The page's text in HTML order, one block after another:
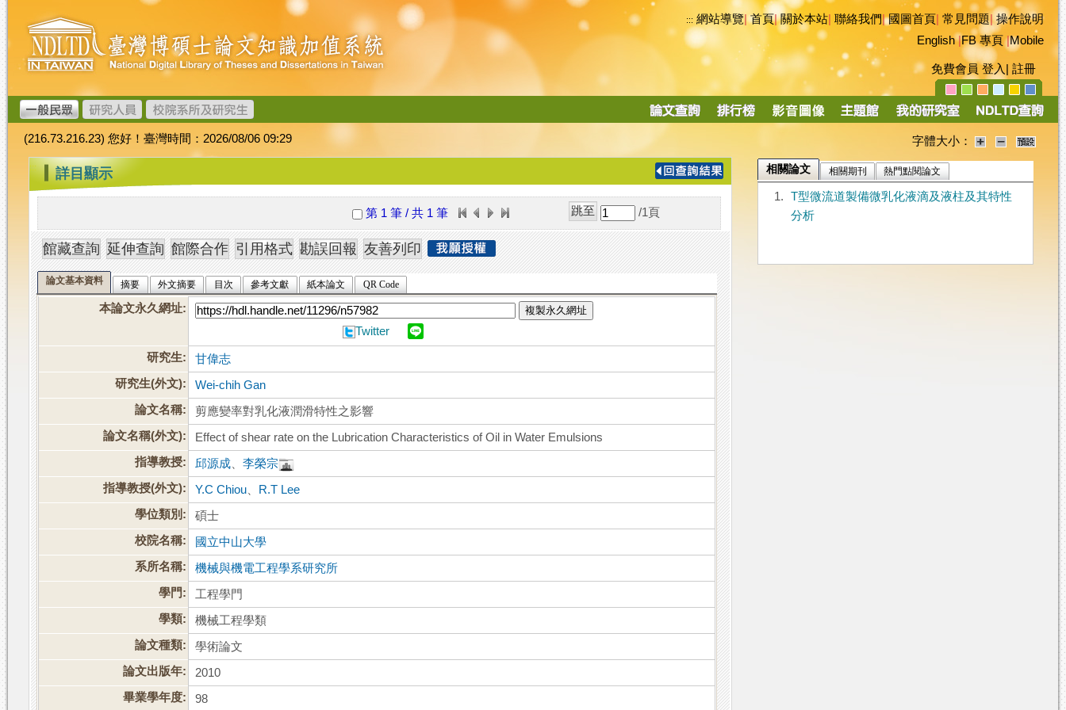
跳
到
主
要
內
容
臺
灣
博
碩
士
論
文
加
值
系
統
::: 網站導覽|首頁|關於本站 聯絡我們|國圖首頁 常見問題|操作說明
English|FB 專頁|Mobile
免費會員 登入 註冊
導
(216.73.216.23) 您好！臺灣時間：2026/08/06 09:29 字體大小：
::: 詳目顯示
第 1 筆 / 共 1 筆 /1 頁
論文基本資料 摘要 外文摘要 目次 參考文獻 紙本論文 QR Code
本論文永久網址: 複製永久網址
Twitter
研究生:
甘偉志
研究生(外文):
Wei-chih Gan
論文名稱:
剪應變率對乳化液潤滑特性之影響
論文名稱(外文):
Effect of shear rate on the Lubrication Characteristics of Oil in Water Emulsions
指導教授:
邱源成 、李榮宗
指導教授(外文):
Y.C Chiou
R.T Lee
學位類別:
碩士
校院名稱:
國立中山大學
系所名稱:
機械與機電工程學系研究所
學門:
工程學門
學類:
機械工程學類
論文種類:
學術論文
論文出版年:
2010
畢業學年度:
98
相關論文 相關期刊 熱門點閱論文
1.
T型微流道製備微乳化液滴及液柱及其特性
分析